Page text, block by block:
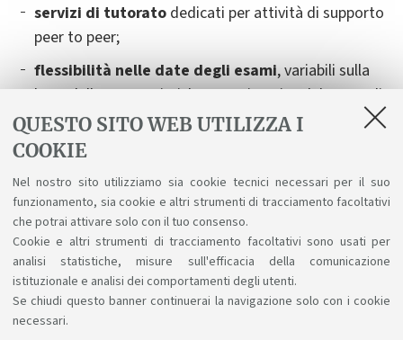
QUESTO SITO WEB UTILIZZA I
COOKIE
Nel nostro sito utilizziamo sia cookie tecnici necessari per il suo
funzionamento, sia cookie e altri strumenti di tracciamento facoltativi
che potrai attivare solo con il tuo consenso.
Cookie e altri strumenti di tracciamento facoltativi sono usati per
analisi statistiche, misure sull'efficacia della comunicazione
istituzionale e analisi dei comportamenti degli utenti.
Se chiudi questo banner continuerai la navigazione solo con i cookie
necessari.
servizi di tutorato dedicati per attività di supporto
peer to peer;
flessibilità nelle date degli esami,variabili sulla
base delle caratteristiche organizzative del Corso di
Studio. Dovrai contattare il docente titolare
dell’insegnamento almeno 14 giorni prima della
necessarie. Verranno indicate delle possibilità
alternative e ti saranno suggerite le soluzioni
compatibili con quanto il Corso può offrirti.